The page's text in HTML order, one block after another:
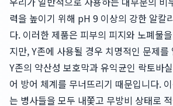
력을 높이기 위해 pH 9 이상의 강한 알칼
다. 이러한 제품은 피부의 피지와 노폐물
지만, Y존에 사용될 경우 치명적인 문제
Y존의 약산성 보호막과 유익균인 락토바
어 방어 체계를 무너뜨리기 때문입니다.
는 병사들을 모두 내쫓고 무방비 상태로